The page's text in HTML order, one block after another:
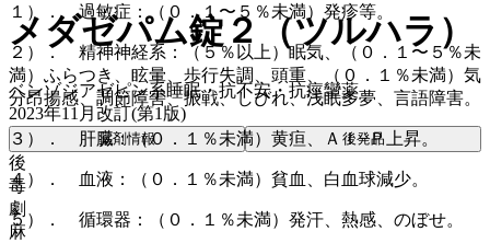
１）． 過敏症：（０．１〜５％未満）発疹等。
２）． 精神神経系：（５％以上）眠気、（０．１〜５％未
満）ふらつき、眩暈、歩行失調、頭重、（０．１％未満）気
分昂揚感、調節障害、振戦、しびれ、浅眠多夢、言語障害。
３）． 肝臓：（０．１％未満）黄疸、Ａｌ−Ｐ上昇。
４）． 血液：（０．１％未満）貧血、白血球減少。
５）． 循環器：（０．１％未満）発汗、熱感、のぼせ。
メダゼパム錠２（ツルハラ）
ベンゾジアゼピン系睡眠・抗不安・抗痙攣薬
2023年11月改訂(第1版)
薬剤情報 後発品
後
毒
劇
麻